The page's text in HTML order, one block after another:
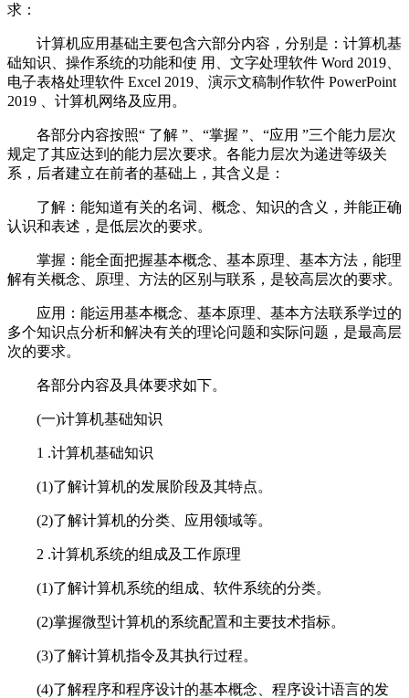
求：
计算机应用基础主要包含六部分内容，分别是：计算机基
础知识、操作系统的功能和使 用、文字处理软件 Word 2019、
电子表格处理软件 Excel 2019、演示文稿制作软件 PowerPoint
2019 、计算机网络及应用。
各部分内容按照“ 了解 ”、“掌握 ”、“应用 ”三个能力层次
规定了其应达到的能力层次要求。各能力层次为递进等级关
系，后者建立在前者的基础上，其含义是：
了解：能知道有关的名词、概念、知识的含义，并能正确
认识和表述，是低层次的要求。
掌握：能全面把握基本概念、基本原理、基本方法，能理
解有关概念、原理、方法的区别与联系，是较高层次的要求。
应用：能运用基本概念、基本原理、基本方法联系学过的
多个知识点分析和解决有关的理论问题和实际问题，是最高层
次的要求。
各部分内容及具体要求如下。
(一)计算机基础知识
1 .计算机基础知识
(1)了解计算机的发展阶段及其特点。
(2)了解计算机的分类、应用领域等。
2 .计算机系统的组成及工作原理
(1)了解计算机系统的组成、软件系统的分类。
(2)掌握微型计算机的系统配置和主要技术指标。
(3)了解计算机指令及其执行过程。
(4)了解程序和程序设计的基本概念、程序设计语言的发